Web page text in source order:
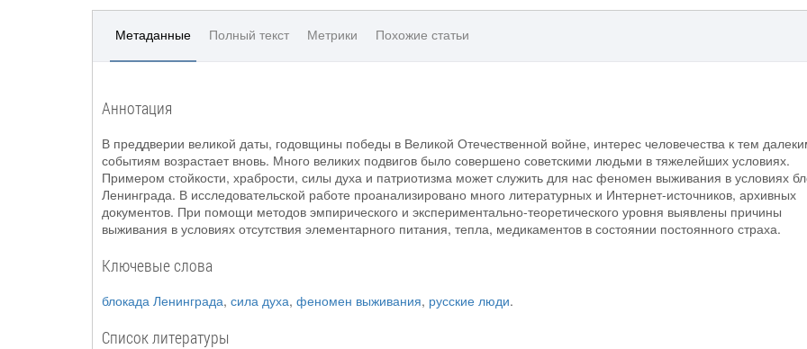
Метаданные Полный текст Метрики Похожие статьи
Аннотация
В преддверии великой даты, годовщины победы в Великой Отечественной войне, интерес человечества к тем
событиям возрастает вновь. Много великих подвигов было совершено советскими людьми в тяжелейших условиях.
Примером стойкости, храбрости, силы духа и патриотизма может служить для нас феномен выживания в условиях
Ленинграда. В исследовательской работе проанализировано много литературных и Интернет-источников, архивных
документов. При помощи методов эмпирического и экспериментально-теоретического уровня выявлены причины
выживания в условиях отсутствия элементарного питания, тепла, медикаментов в состоянии постоянного страха.
Ключевые слова
блокада Ленинграда, сила духа, феномен выживания, русские люди.
Список литературы